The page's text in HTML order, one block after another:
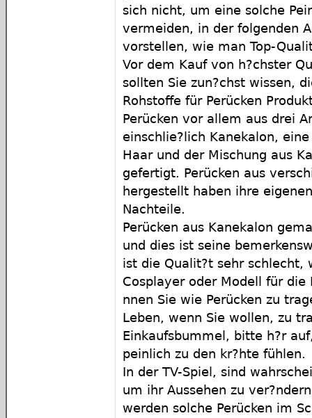
sich nicht, um eine solche
vermeiden, in der folgenden
vorstellen, wie man Top-
Vor dem Kauf von h?chster
sollten Sie zun?chst wissen,
Rohstoffe für Perücken
Perücken vor allem aus drei
einschlie?lich Kanekalon,
Haar und der Mischung aus
gefertigt. Perücken aus
hergestellt haben ihre
Nachteile.
Perücken aus Kanekalon
und dies ist seine
ist die Qualit?t sehr schlecht,
Cosplayer oder Modell für die
nnen Sie wie Perücken zu
Leben, wenn Sie wollen, zu
Einkaufsbummel, bitte h?r
peinlich zu den kr?hte fühlen.
In der TV-Spiel, sind
um ihr Aussehen zu
werden solche Perücken im